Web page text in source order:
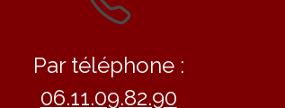
Par téléphone :
06.11.09.82.90